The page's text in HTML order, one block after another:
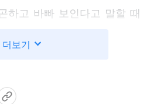
하고 바빠 보인다고 말할 때
. 그렇게 몇 달이 지나면서
질 틈조차 없었습니다. 복음
더보기